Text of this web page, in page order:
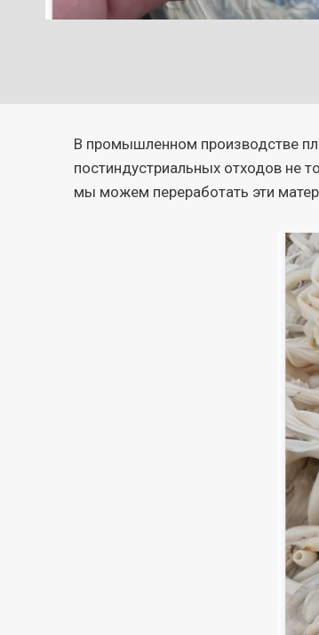
В промышленном производстве
постиндустриальных отходов не
мы можем переработать эти